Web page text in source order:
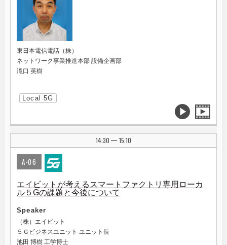
東日本電信電話（株）
ネットワーク事業推進本部 設備企画部
滝口 英樹
Local 5G
14:30 | 15:10
A-06
エイビットが考えるスマートファクトリ専用ローカ
ル５Gの課題と今後について
Speaker
（株）エイビット
５Ｇビジネスユニット ユニット長
池田 博樹 工学博士